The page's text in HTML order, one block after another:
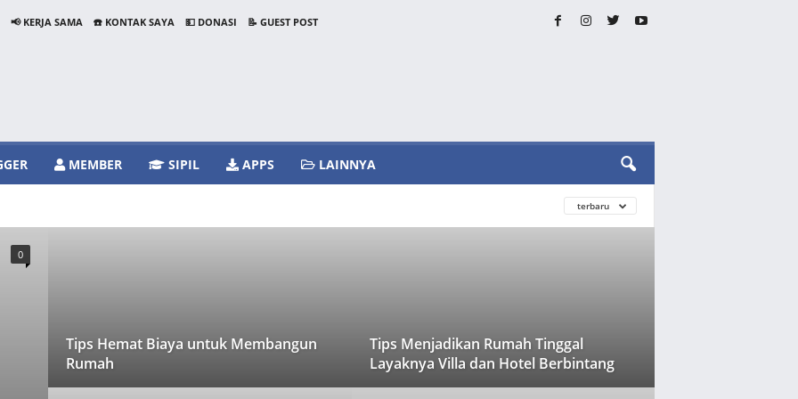
📢 KERJA SAMA ☎️ KONTAK SAYA 💵 DONASI
📝 GUEST POST
MEMBER SIPIL APPS LAINNYA
terbaru
0
Tips Hemat Biaya untuk Membangun
Rumah
Tips Menjadikan Rumah Tinggal
Layaknya Villa dan Hotel Berbintang